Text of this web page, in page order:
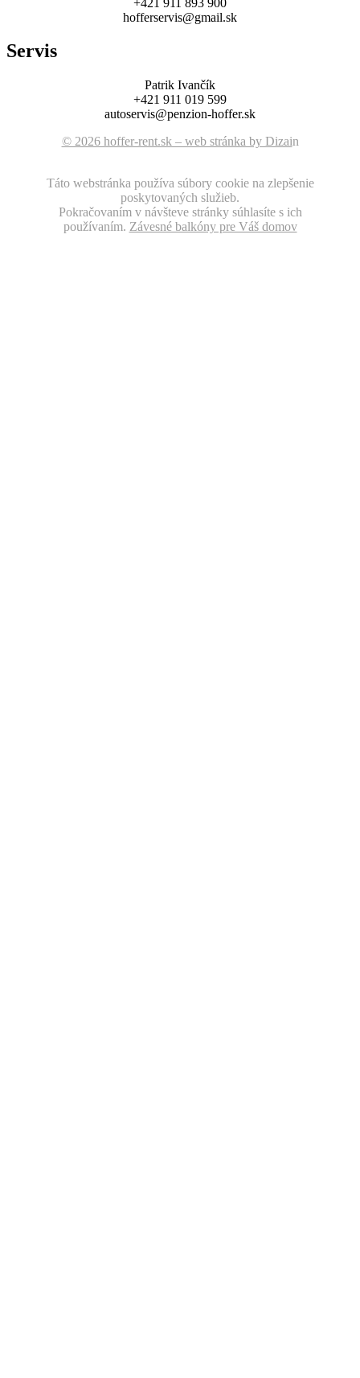
hofferservis@gmail.sk
Servis
Patrik Ivančík
+421 911 019 599
autoservis@penzion-hoffer.sk
© 2026 hoffer-rent.sk – web stránka by Dizain
Táto webstránka používa súbory cookie na zlepšenie
poskytovaných služieb.
Pokračovaním v návšteve stránky súhlasíte s ich
používaním. Závesné balkóny pre Váš domov